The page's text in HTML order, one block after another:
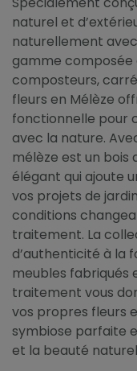
naturel et
naturellement
gamme composée
composteurs,
fleurs en Mélèze
fonctionnelle pour
avec la nature.
mélèze est un bois
élégant qui ajoute
vos projets de
conditions
traitement. La
d’authenticité à la
meubles fabriqués
traitement vous
vos propres fleurs
symbiose parfaite
et la beauté